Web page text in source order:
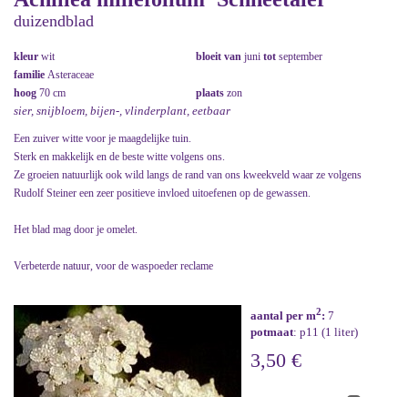
duizendblad
kleur wit bloeit van juni tot september
familie Asteraceae
hoog 70 cm plaats zon
sier, snijbloem, bijen-, vlinderplant, eetbaar
Een zuiver witte voor je maagdelijke tuin.
Sterk en makkelijk en de beste witte volgens ons.
Ze groeien natuurlijk ook wild langs de rand van ons kweekveld waar ze volgens
Rudolf Steiner een zeer positieve invloed uitoefenen op de gewassen.
Het blad mag door je omelet.
Verbeterde natuur, voor de waspoeder reclame
aantal per m2: 7
potmaat: p11 (1 liter)
3,50 €